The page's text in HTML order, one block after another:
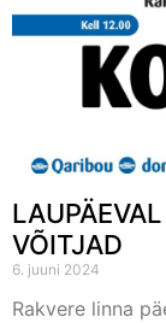
VÕITJAD
6. juuni 2024
Rakvere linna